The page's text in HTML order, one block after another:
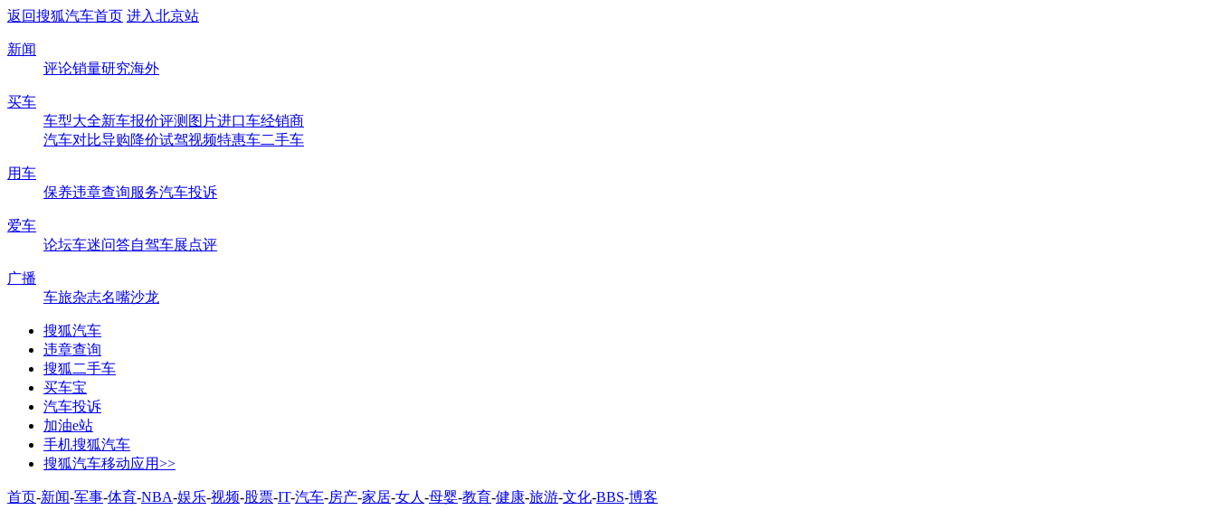
返回搜狐汽车首页 进入北京站
新闻
评论销量研究海外
买车
车型大全新车报价评测 图片进口车经销商
汽车对比导购降价试驾视频特惠车二手车
用车
保养违章查询服务汽车投诉
爱车
论坛车迷问答自驾车展点评
广播
车旅杂志名嘴沙龙
搜狐汽车
违章查询
搜狐二手车
买车宝
汽车投诉
加油e站
手机搜狐汽车
搜狐汽车移动应用>>
首页-新闻-军事-体育-NBA-娱乐-视频-股票-IT-汽车-房产-家居-女人 -母婴-教育-健康-旅游-文化-BBS-博客